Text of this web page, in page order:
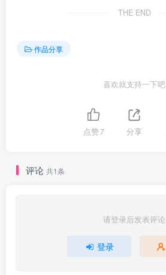
THE END
作品分享
喜欢就支持一下吧
点赞7 分享
评论 共1条
请登录后发表评论
登录